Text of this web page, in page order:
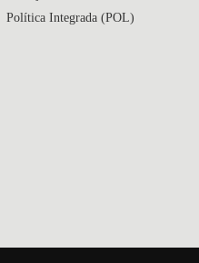
Política Integrada (POL)